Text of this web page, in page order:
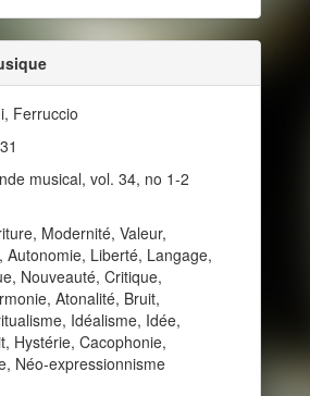
Ferruccio
musical, vol. 34, no 1-2
Modernité, Valeur,
Autonomie, Liberté, Langage,
Nouveauté, Critique,
Atonalité, Bruit,
Idéalisme, Idée,
Hystérie, Cacophonie,
Néo-expressionnisme